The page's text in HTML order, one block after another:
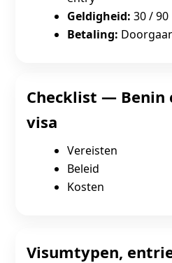
Geldigheid: 30 / 90
Betaling:
Checklist — Benin
visa
Vereisten
Beleid
Kosten
Visumtypen,